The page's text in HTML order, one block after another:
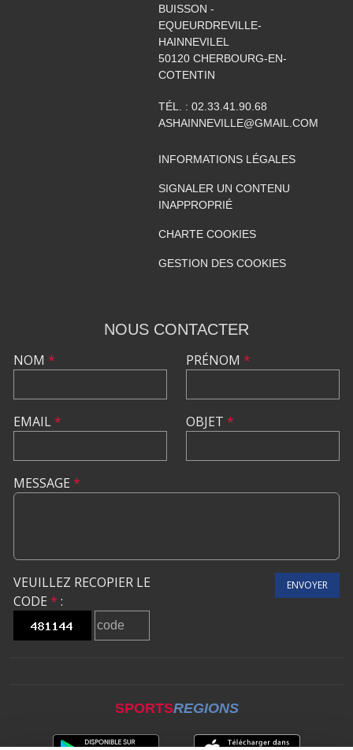
BUISSON -
EQUEURDREVILLE-
HAINNEVILEL
50120 CHERBOURG-EN-
COTENTIN
TÉL. : 02.33.41.90.68
ASHAINNEVILLE@GMAIL.COM
INFORMATIONS LÉGALES
SIGNALER UN CONTENU
INAPPROPRIÉ
CHARTE COOKIES
GESTION DES COOKIES
NOUS CONTACTER
NOM *
EMAIL*
PRÉNOM *
OBJET *
MESSAGE *
VEUILLEZ RECOPIER LE
CODE * :
ENVOYER
SPORTSREGIONS